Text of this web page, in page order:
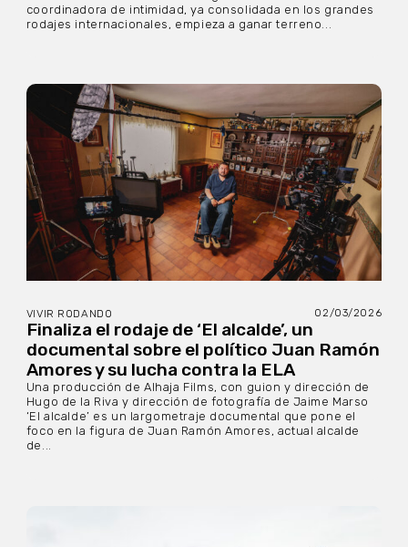
coordinadora de intimidad, ya consolidada en los grandes
rodajes internacionales, empieza a ganar terreno...
VIVIR RODANDO 02/03/2026
Finaliza el rodaje de ‘El alcalde’, un
documental sobre el político Juan Ramón
Amores y su lucha contra la ELA
Una producción de Alhaja Films, con guion y dirección de
Hugo de la Riva y dirección de fotografía de Jaime Marso
‘El alcalde’ es un largometraje documental que pone el
foco en la figura de Juan Ramón Amores, actual alcalde
de...